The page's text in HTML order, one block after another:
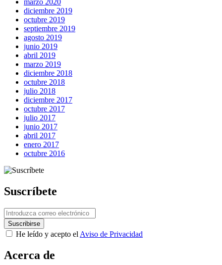
marzo 2020
diciembre 2019
octubre 2019
septiembre 2019
agosto 2019
junio 2019
abril 2019
marzo 2019
diciembre 2018
octubre 2018
julio 2018
diciembre 2017
octubre 2017
julio 2017
junio 2017
abril 2017
enero 2017
octubre 2016
Suscríbete
He leído y acepto el Aviso de Privacidad
Acerca de